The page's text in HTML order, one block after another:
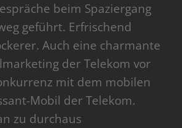
beim Spaziergang
geführt. Erfrischend
Auch eine charmante
der Telekom vor
mit dem mobilen
Mobil der Telekom.
zu durchaus